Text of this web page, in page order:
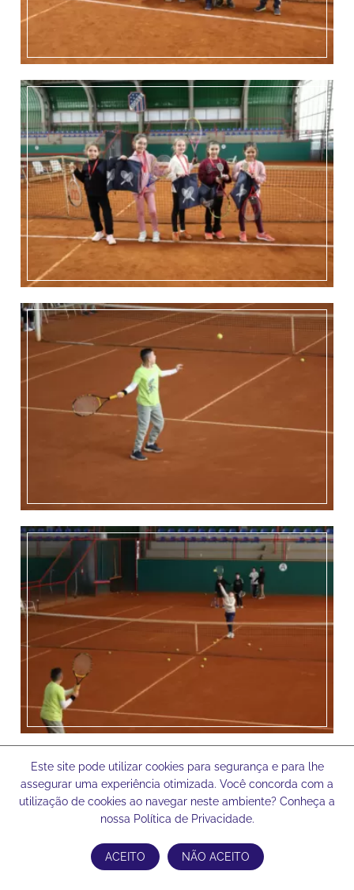
Este site pode utilizar cookies para segurança e para lhe
assegurar uma experiência otimizada. Você concorda com a
utilização de cookies ao navegar neste ambiente? Conheça a
nossa Política de Privacidade.
ACEITO NÃO ACEITO